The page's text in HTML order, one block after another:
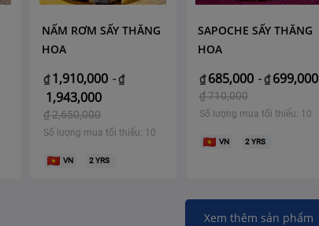
NẤM RƠM SẤY THĂNG
HOA
₫ 1,910,000 -₫
1,943,000
₫2,650,000
Số lượng mua tối thiểu: 10
VN 2YRS
SAPOCHE SẤY THĂNG
HOA
₫ 685,000 -₫ 699,000
₫710,000
Số lượng mua tối thiểu: 10
VN 2YRS
Xem thêm sản phẩm